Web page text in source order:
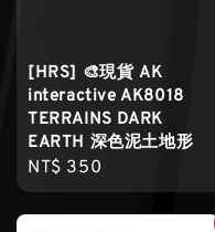
[HRS] 🎨現貨 AK
interactive AK8018
TERRAINS DARK
EARTH 深色泥土地形
Regular
price
NT$ 350